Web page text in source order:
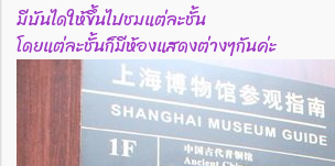
มีบันไดให้ขึ้นไปชมแต่ละชั้น
โดยแต่ละชั้นก็มีห้องแสดงต่างๆกันค่ะ